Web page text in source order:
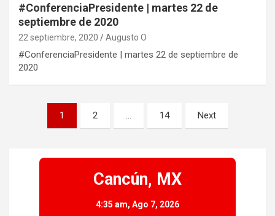
#ConferenciaPresidente | martes 22 de
septiembre de 2020
22 septiembre, 2020 Augusto O
#ConferenciaPresidente | martes 22 de septiembre de
2020
Paginación
1 2 … 14 Next
Cancún, MX
4:35 am, Ago 7, 2026